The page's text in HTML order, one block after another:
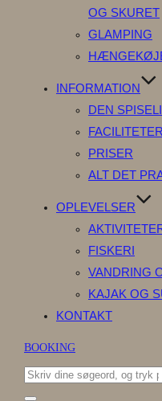
OG SKURET
GLAMPING
INFORMATION
DEN
FACILITETER
PRISER
ALT DET
OPLEVELSER
FISKERI
VANDRING
KAJAK OG
KONTAKT
BOOKING
Søg
efter: